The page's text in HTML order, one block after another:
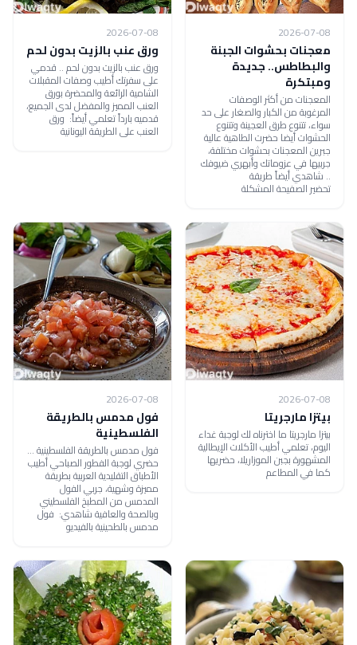
2026-07-08
معجنات بحشوات الجبنة
والبطاطس.. جديدة
ومبتكرة
المعجنات من أكثر الوصفات
المرغوبة من الكبار والصغار على حد
سواء، تتنوع طرق العجينة وتتنوع
الحشوات أيضا حضرت الطاهية عالية
جبرين المعجنات بحشوات مختلفة،
جربيها في عزوماتك وأبهري ضيوفك
.. شاهدي أيضاً طريقة
تحضير الصفيحة المشكلة
2026-07-08
ورق عنب بالزيت بدون لحم
ورق عنب بالزيت بدون لحم .. قدمي
على سفرتك أطيب وصفات المقبلات
الشامية الرائعة والمحضرة بورق
العنب المميز والمفضل لدى الجميع،
قدميه بارداً تعلمي أيضاً: ورق
العنب على الطريقة اليونانية
2026-07-08
بيتزا مارجريتا
بيتزا مارجريتا ما اخترناه لك لوجبة غداء
اليوم، تعلمي أطيب الأكلات الإيطالية
المشهورة بجبن الموزاريلا، حضريها
كما في المطاعم
2026-07-08
فول مدمس بالطريقة
الفلسطينية
فول مدمس بالطريقة الفلسطينية ...
حضري لوجبة الفطور الصباحي أطيب
الأطباق التقليدية العربية بطريقة
مميزة وشهية، جربي الفول
المدمس من المطبخ الفلسطيني
وبالصحة والعافية شاهدي: فول
مدمس بالطحينية بالفيديو